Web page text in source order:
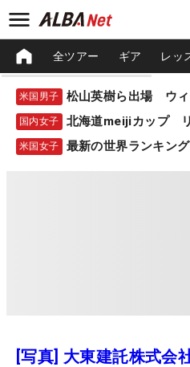
全ツアー ギア レッ
米国男子
国内女子 北海道meijiカップ
米国女子 最新の世界ランキング
[写真] 大東建託株式会